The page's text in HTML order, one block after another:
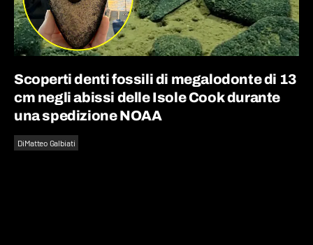
Scoperti denti fossili di megalodonte di 13
cm negli abissi delle Isole Cook durante
una spedizione NOAA
DiMatteo Galbiati